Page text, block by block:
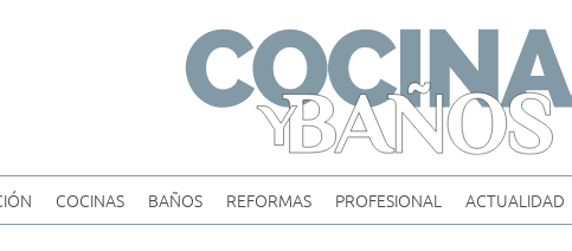
content
COCINAS BAÑOS REFORMAS PROFESIONAL ACTUALIDAD